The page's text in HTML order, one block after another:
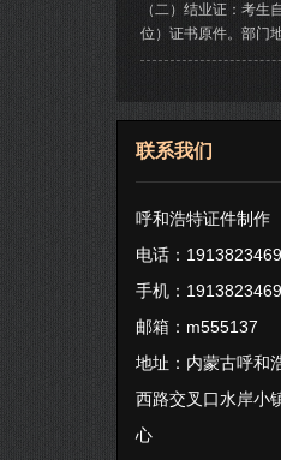
（二）结业证：考生
位）证书原件。部门
联系我们
呼和浩特证件制作
电话：
手机：
邮箱：m555137
地址：内蒙古呼和
西路交叉口水岸小
心